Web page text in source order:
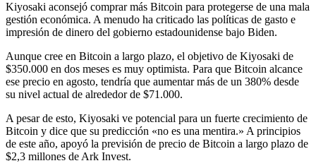
Kiyosaki aconsejó comprar más Bitcoin para protegerse de una mala
gestión económica. A menudo ha criticado las políticas de gasto e
impresión de dinero del gobierno estadounidense bajo Biden.
Aunque cree en Bitcoin a largo plazo, el objetivo de Kiyosaki de
$350.000 en dos meses es muy optimista. Para que Bitcoin alcance
ese precio en agosto, tendría que aumentar más de un 380% desde
su nivel actual de alrededor de $71.000.
A pesar de esto, Kiyosaki ve potencial para un fuerte crecimiento de
Bitcoin y dice que su predicción «no es una mentira.» A principios
de este año, apoyó la previsión de precio de Bitcoin a largo plazo de
$2,3 millones de Ark Invest.